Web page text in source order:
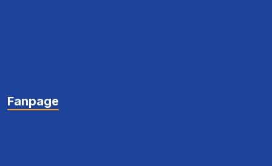
Fanpage